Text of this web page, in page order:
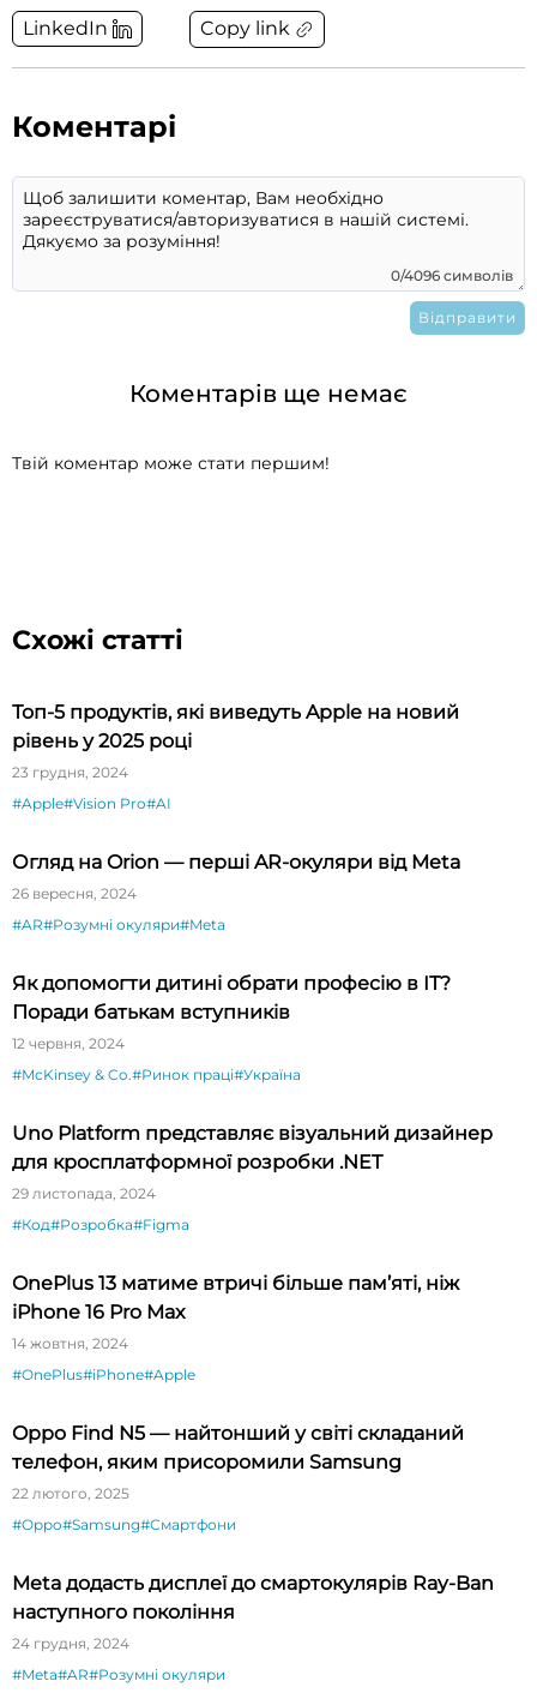
LinkedIn Copy link
Коментарі
0/4096 символів
Коментарів ще немає
Твій коментар може стати першим!
Схожі статті
Топ-5 продуктів, які виведуть Apple на новий
рівень у 2025 році
23 грудня, 2024
#Apple#Vision Pro#AI
Огляд на Orion — перші AR-окуляри від Meta
26 вересня, 2024
#AR#Розумні окуляри#Meta
Як допомогти дитині обрати професію в ІТ?
Поради батькам вступників
12 червня, 2024
#McKinsey & Co.#Ринок праці#Україна
Uno Platform представляє візуальний дизайнер
для кросплатформної розробки .NET
29 листопада, 2024
#Код#Розробка#Figma
OnePlus 13 матиме втричі більше пам’яті, ніж
iPhone 16 Pro Max
14 жовтня, 2024
#OnePlus#iPhone#Apple
Oppo Find N5 — найтонший у світі складаний
телефон, яким присоромили Samsung
22 лютого, 2025
#Oppo#Samsung#Смартфони
Meta додасть дисплеї до смартокулярів Ray-Ban
наступного покоління
24 грудня, 2024
#Meta#AR#Розумні окуляри